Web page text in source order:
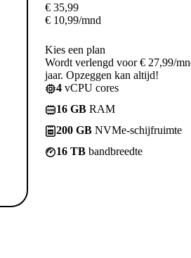
€ 35,99
€ 10,99/mnd
Kies een plan
Wordt verlengd voor € 27,99/
jaar. Opzeggen kan altijd!
4 vCPU cores
16 GB RAM
200 GB NVMe-schijfruimte
16 TB bandbreedte